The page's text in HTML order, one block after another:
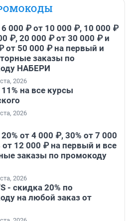
000 ₽ от 10 000 ₽, 10 000 ₽
₽, 20 000 ₽ от 30 000 ₽ и
от 50 000 ₽ на первый и
заказы по
НАБЕРИ
2026
на все курсы
2026
от 4 000 ₽, 30% от 7 000
от 12 000 ₽ на первый и все
заказы по промокоду
2026
- скидка 20% по
на любой заказ от